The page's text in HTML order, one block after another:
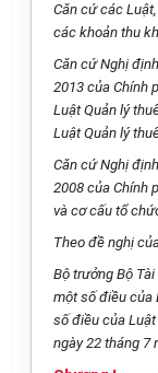
Căn cứ các
các khoản thu
Căn cứ Nghị
2013 của Chính
Luật Quản lý
Luật Quản lý
Căn cứ Nghị
2008 của Chính
và cơ cấu tổ
Theo đề nghị
Bộ trưởng Bộ
một số điều của
số điều của
ngày 22 tháng 7